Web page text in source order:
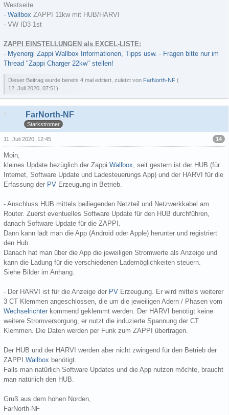
Westseite
- Wallbox ZAPPI 11kw mit HUB/HARVI
- VW ID3 1st
ZAPPI EINSTELLUNGEN als EXCEL-LISTE:
- Myenergi Zappi Wallbox Informationen, Tipps usw. - Fragen bitte nur im
Thread "Zappi Charger 22kw" stellen!
Dieser Beitrag wurde bereits 4 mal editiert, zuletzt von FarNorth-NF (
12. Juli 2020, 07:51)
FarNorth-NF
Starkstromer
14
11. Juli 2020, 12:45
Moin,
kleines Update bezüglich der Zappi Wallbox, seit gestern ist der HUB (für
Internet, Software Update und Ladesteuerungs App) und der HARVI für die
Erfassung der PV Erzeugung in Betrieb.
- Anschluss HUB mittels beiliegenden Netzteil und Netzwerkkabel am
Router. Zuerst eventuelles Software Update für den HUB durchführen,
danach Software Update für die ZAPPI.
Dann kann lädt man die App (Android oder Apple) herunter und registriert
den Hub.
Danach hat man über die App die jeweiligen Stromwerte als Anzeige und
kann die Ladung für die verschiedenen Lademöglichkeiten steuern.
Siehe Bilder im Anhang.
- Der HARVI ist für die Anzeige der PV Erzeugung. Er wird mittels weiterer
3 CT Klemmen angeschlossen, die um die jeweiligen Adern / Phasen vom
Wechselrichter kommend geklemmt werden. Der HARVI benötigt keine
weitere Stromversorgung, er nutzt die induzierte Spannung der CT
Klemmen. Die Daten werden per Funk zum ZAPPI übertragen.
Der HUB und der HARVI werden aber nicht zwingend für den Betrieb der
ZAPPI Wallbox benötigt.
Falls man natürlich Software Updates und die App nutzen möchte, braucht
man natürlich den HUB.
Gruß aus dem hohen Norden,
FarNorth-NF